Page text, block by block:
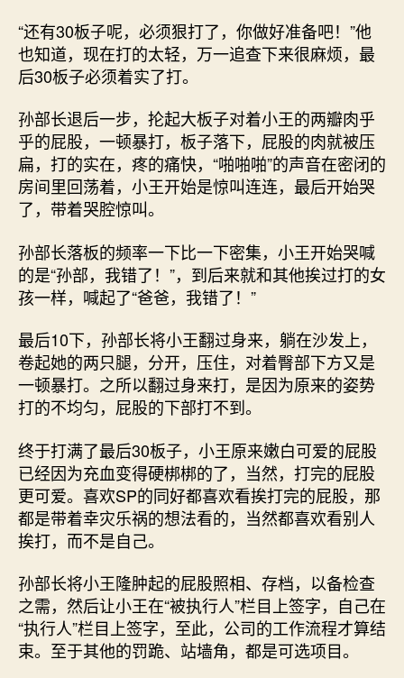
“还有30板子呢，必须狠打了，你做好准备吧！”他
也知道，现在打的太轻，万一追查下来很麻烦，最
后30板子必须着实了打。
孙部长退后一步，抡起大板子对着小王的两瓣肉乎
乎的屁股，一顿暴打，板子落下，屁股的肉就被压
扁，打的实在，疼的痛快，“啪啪啪”的声音在密闭的
房间里回荡着，小王开始是惊叫连连，最后开始哭
了，带着哭腔惊叫。
孙部长落板的频率一下比一下密集，小王开始哭喊
的是“孙部，我错了！”，到后来就和其他挨过打的女
孩一样，喊起了“爸爸，我错了！”
最后10下，孙部长将小王翻过身来，躺在沙发上，
卷起她的两只腿，分开，压住，对着臀部下方又是
一顿暴打。之所以翻过身来打，是因为原来的姿势
打的不均匀，屁股的下部打不到。
终于打满了最后30板子，小王原来嫩白可爱的屁股
已经因为充血变得硬梆梆的了，当然，打完的屁股
更可爱。喜欢SP的同好都喜欢看挨打完的屁股，那
都是带着幸灾乐祸的想法看的，当然都喜欢看别人
挨打，而不是自己。
孙部长将小王隆肿起的屁股照相、存档，以备检查
之需，然后让小王在“被执行人”栏目上签字，自己在
“执行人”栏目上签字，至此，公司的工作流程才算结
束。至于其他的罚跪、站墙角，都是可选项目。